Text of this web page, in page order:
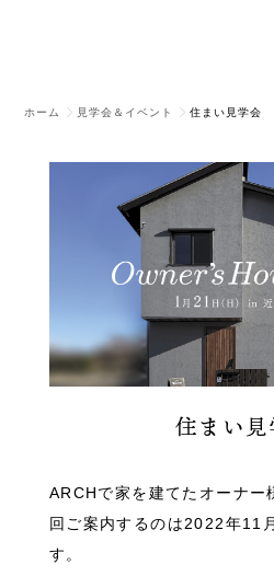
ホーム 見学会＆イベント 住まい見学会
住まい見
ARCHで家を建てたオーナー
回ご案内するのは2022年11
す。